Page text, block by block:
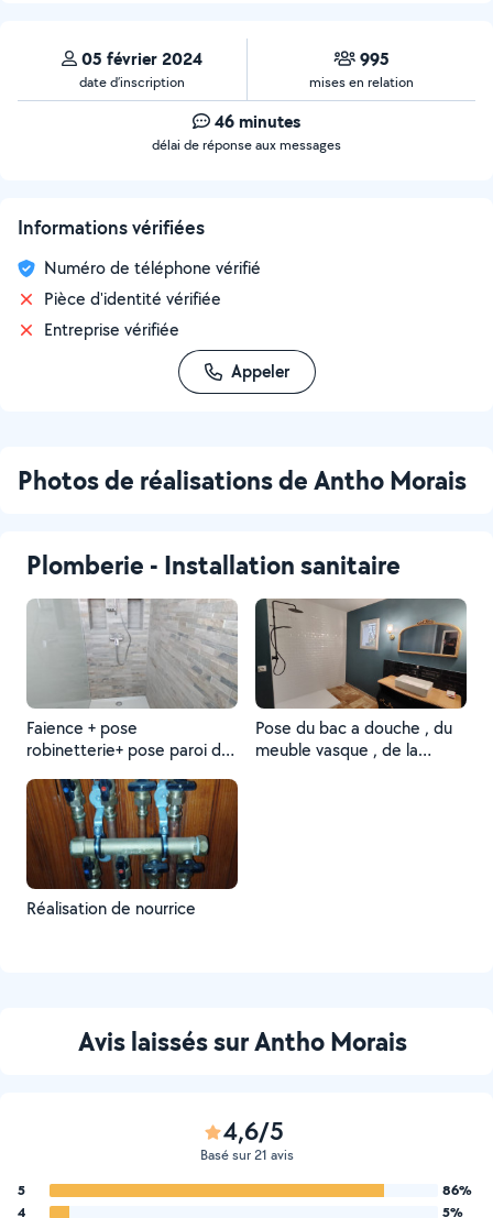
05 février 2024
date d’inscription
995
mises en relation
46 minutes
délai de réponse aux messages
Informations vérifiées
Numéro de téléphone vérifié
Pièce d'identité vérifiée
Entreprise vérifiée
Appeler
Photos de réalisations de Antho Morais
Plomberie - Installation sanitaire
Faience + pose
robinetterie+ pose paroi de
Pose du bac a douche , du
meuble vasque , de la
Réalisation de nourrice
Avis laissés sur Antho Morais
4,6/5
Basé sur 21 avis
5
86%
4
5%